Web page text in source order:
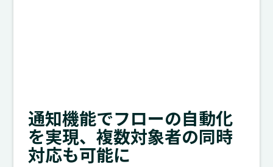
通知機能でフローの自動化
を実現、複数対象者の同時
対応も可能に